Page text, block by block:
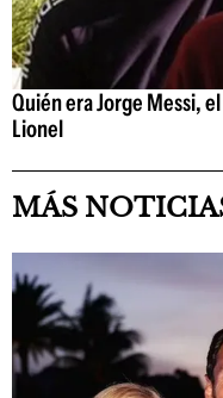
Quién era Jorge Messi,
Lionel
MÁS